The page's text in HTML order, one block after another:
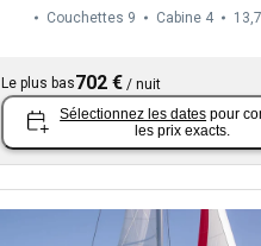
Couchettes 9 Cabine 4
Le plus bas702 € /nuit
Sélectionnez les dates pour
les prix exacts.